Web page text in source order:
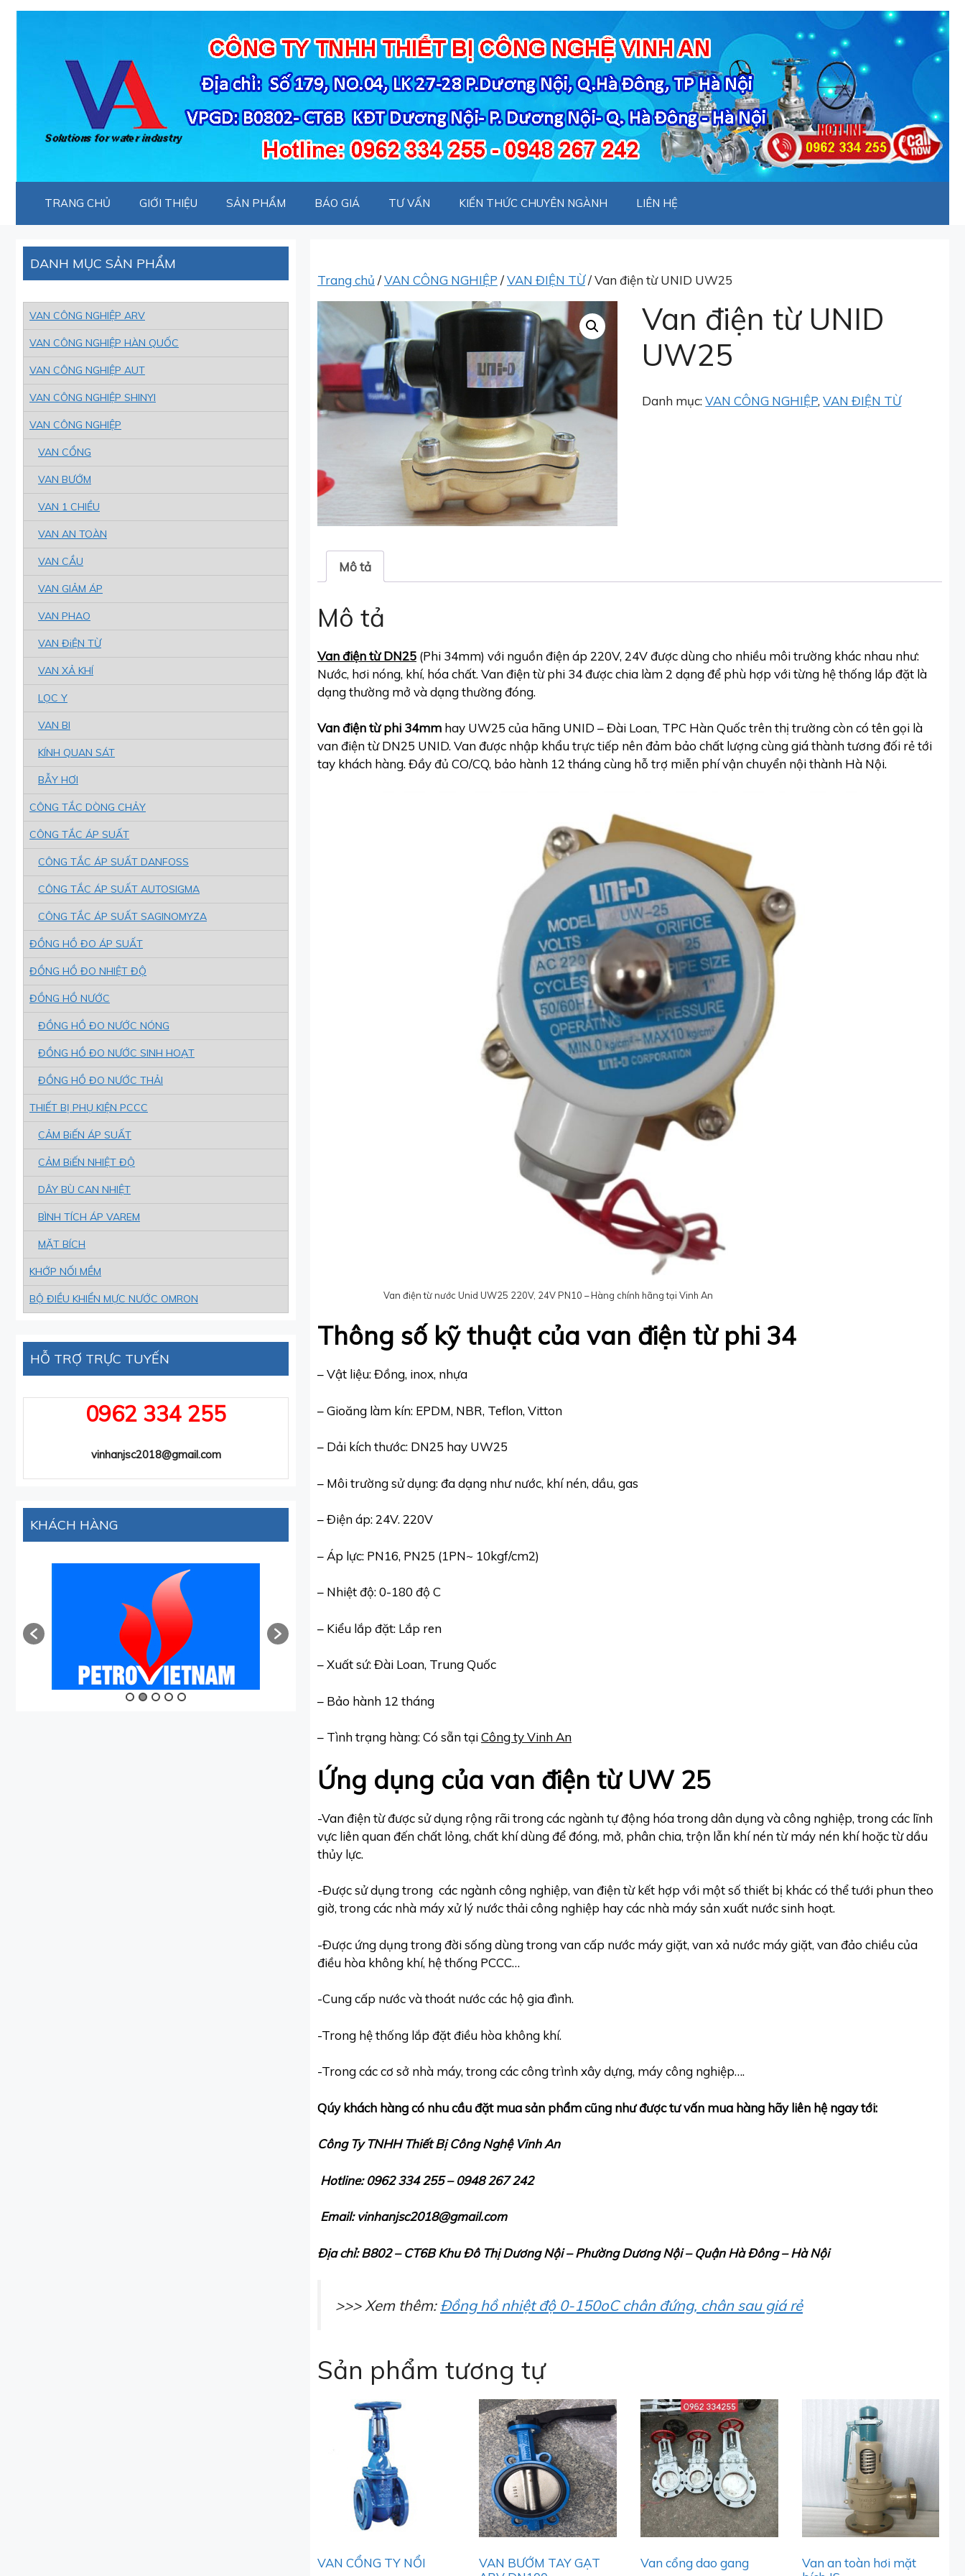
Chuyển
TRANG CHỦ GIỚI THIỆU SẢN PHẨM BÁO GIÁ TƯ VẤN KIẾN THỨC CHUYÊN NGÀNH LIÊN HỆ
Trang chủ /VAN CÔNG NGHIỆP /VAN ĐIỆN TỪ/ Van điện từ UNID UW25
Van điện từ UNID
UW25
Danh mục:VAN CÔNG NGHIỆP,VAN ĐIỆN TỪ
Mô tả
Mô tả
Van điện từ DN25 (Phi 34mm) với nguồn điện áp 220V, 24V được dùng cho nhiều môi trường khác nhau như:
Nước, hơi nóng, khí, hóa chất. Van điện từ phi 34 được chia làm 2 dạng để phù hợp với từng hệ thống lắp đặt là
dạng thường mở và dạng thường đóng.
Van điện từ phi 34mm hay UW25 của hãng UNID – Đài Loan, TPC Hàn Quốc trên thị trường còn có tên gọi là
van điện từ DN25 UNID. Van được nhập khẩu trực tiếp nên đảm bảo chất lượng cùng giá thành tương đối rẻ tới
tay khách hàng. Đầy đủ CO/CQ, bảo hành 12 tháng cùng hỗ trợ miễn phí vận chuyển nội thành Hà Nội.
Van điện từ nước Unid UW25 220V, 24V PN10 – Hàng chính hãng tại Vinh An
Thông số kỹ thuật của van điện từ phi 34
– Vật liệu: Đồng, inox, nhựa
– Gioăng làm kín: EPDM, NBR, Teflon, Vitton
– Dải kích thước: DN25 hay UW25
– Môi trường sử dụng: đa dạng như nước, khí nén, dầu, gas
– Điện áp: 24V. 220V
– Áp lực: PN16, PN25 (1PN~ 10kgf/cm2)
– Nhiệt độ: 0-180 độ C
– Kiểu lắp đặt: Lắp ren
– Xuất sứ: Đài Loan, Trung Quốc
– Bảo hành 12 tháng
– Tình trạng hàng: Có sẵn tạiCông ty Vinh An
Ứng dụng của van điện từ UW 25
-Van điện từ được sử dụng rộng rãi trong các ngành tự động hóa trong dân dụng và công nghiệp, trong các lĩnh
vực liên quan đến chất lỏng, chất khí dùng để đóng, mở, phân chia, trộn lẫn khí nén từ máy nén khí hoặc từ dầu
thủy lực.
-Được sử dụng trong các ngành công nghiệp, van điện từ kết hợp với một số thiết bị khác có thể tưới phun theo
giờ, trong các nhà máy xử lý nước thải công nghiệp hay các nhà máy sản xuất nước sinh hoạt.
-Được ứng dụng trong đời sống dùng trong van cấp nước máy giặt, van xả nước máy giặt, van đảo chiều của
điều hòa không khí, hệ thống PCCC…
-Cung cấp nước và thoát nước các hộ gia đình.
-Trong hệ thống lắp đặt điều hòa không khí.
-Trong các cơ sở nhà máy, trong các công trình xây dựng, máy công nghiệp….
Qúy khách hàng có nhu cầu đặt mua sản phẩm cũng như được tư vấn mua hàng hãy liên hệ ngay tới:
Công Ty TNHH Thiết Bị Công Nghệ Vinh An
Hotline: 0962 334 255 – 0948 267 242
Email: vinhanjsc2018@gmail.com
Địa chỉ: B802 – CT6B Khu Đô Thị Dương Nội – Phường Dương Nội – Quận Hà Đông – Hà Nội
>>> Xem thêm: Đồng hồ nhiệt độ 0-150oC chân đứng, chân sau giá rẻ
Sản phẩm tương tự
VAN CỔNG TY NỔI
VAN BƯỚM TAY GẠT
Van cổng dao gang
Van an toàn hơi mặt
DANH MỤC SẢN PHẨM
VAN CÔNG NGHIỆP ARV
VAN CÔNG NGHIỆP HÀN QUỐC
VAN CÔNG NGHIỆP AUT
VAN CÔNG NGHIỆP SHINYI
VAN CÔNG NGHIỆP
VAN CỔNG
VAN BƯỚM
VAN 1 CHIỀU
VAN AN TOÀN
VAN CẦU
VAN GIẢM ÁP
VAN PHAO
VAN ĐiỆN TỪ
VAN XẢ KHÍ
LỌC Y
VAN BI
KÍNH QUAN SÁT
BẪY HƠI
CÔNG TẮC DÒNG CHẢY
CÔNG TẮC ÁP SUẤT
CÔNG TẮC ÁP SUẤT DANFOSS
CÔNG TẮC ÁP SUẤT AUTOSIGMA
CÔNG TẮC ÁP SUẤT SAGINOMYZA
ĐỒNG HỒ ĐO ÁP SUẤT
ĐỒNG HỒ ĐO NHIỆT ĐỘ
ĐỒNG HỒ NƯỚC
ĐỒNG HỒ ĐO NƯỚC NÓNG
ĐỒNG HỒ ĐO NƯỚC SINH HOẠT
ĐỒNG HỒ ĐO NƯỚC THẢI
THIẾT BỊ PHỤ KIỆN PCCC
CẢM BiẾN ÁP SUẤT
CẢM BiẾN NHIỆT ĐỘ
DÂY BÙ CAN NHIỆT
BÌNH TÍCH ÁP VAREM
MẶT BÍCH
KHỚP NỐI MỀM
BỘ ĐIỀU KHIỂN MỰC NƯỚC OMRON
HỖ TRỢ TRỰC TUYẾN
0962 334 255
vinhanjsc2018@gmail.com
KHÁCH HÀNG